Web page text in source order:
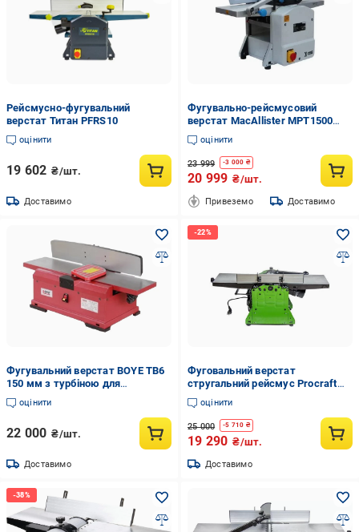
Рейсмусно-фугувальний
верстат Титан PFRS10
оцінити
19 602 ₴/шт.
Доставимо
Фугувально-рейсмусовий
верстат MacAllister MPT1500
1500W 204 мм (melv_70)
оцінити
23 999 -3 000 ₴
20 999 ₴/шт.
Привеземо Доставимо
Фугувальний верстат BOYE TB6
150 мм з турбіною для
пиловидаленням
оцінити
22 000 ₴/шт.
Доставимо
Фуговальний верстат
стругальний рейсмус Procraft
PD2100
оцінити
25 000 -5 710 ₴
19 290 ₴/шт.
Доставимо